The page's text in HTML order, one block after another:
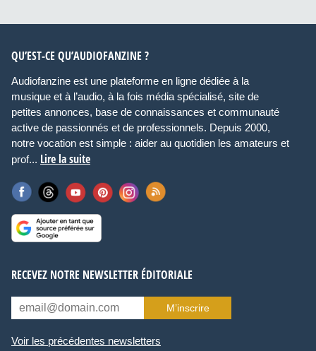
QU’EST-CE QU’AUDIOFANZINE ?
Audiofanzine est une plateforme en ligne dédiée à la
musique et à l’audio, à la fois média spécialisé, site de
petites annonces, base de connaissances et communauté
active de passionnés et de professionnels. Depuis 2000,
notre vocation est simple : aider au quotidien les amateurs et
prof... Lire la suite
RECEVEZ NOTRE NEWSLETTER ÉDITORIALE
M’inscrire
Voir les précédentes newsletters